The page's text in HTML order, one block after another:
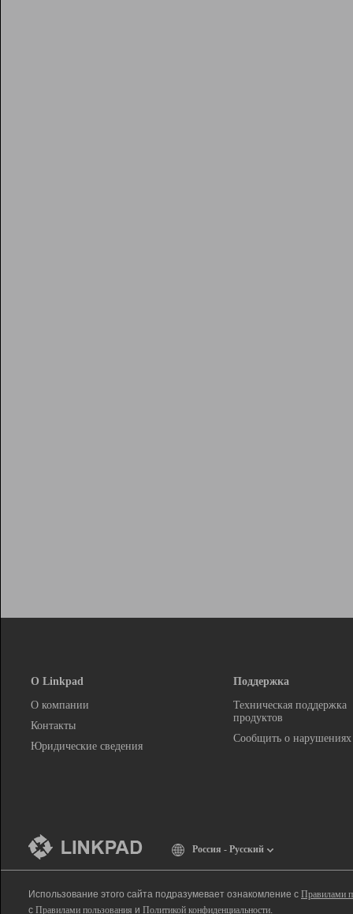
О Linkpad
О компании
Контакты
Юридические сведения
Поддержка
Техническая поддержка
продуктов
Сообщить о нарушениях
Россия - Русский
Использование этого сайта подразумевает ознакомление с Правилами
с Правилами пользования и Политикой конфиденциальности.